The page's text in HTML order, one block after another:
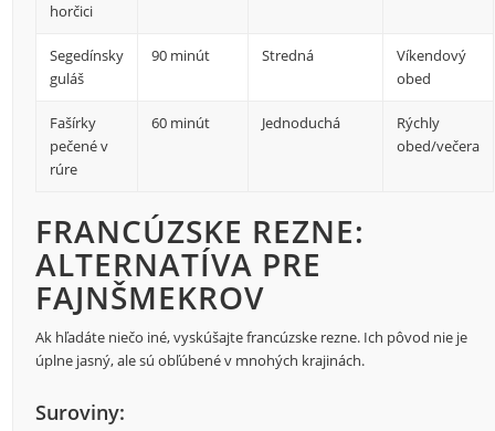
horčici
Segedínsky
guláš
90 minút Stredná
Víkendový
obed
Fašírky
pečené v
rúre
60 minút Jednoduchá
Rýchly
obed/večera
FRANCÚZSKE REZNE:
ALTERNATÍVA PRE
FAJNŠMEKROV
Ak hľadáte niečo iné, vyskúšajte francúzske rezne. Ich pôvod nie je
úplne jasný, ale sú obľúbené v mnohých krajinách.
Suroviny: